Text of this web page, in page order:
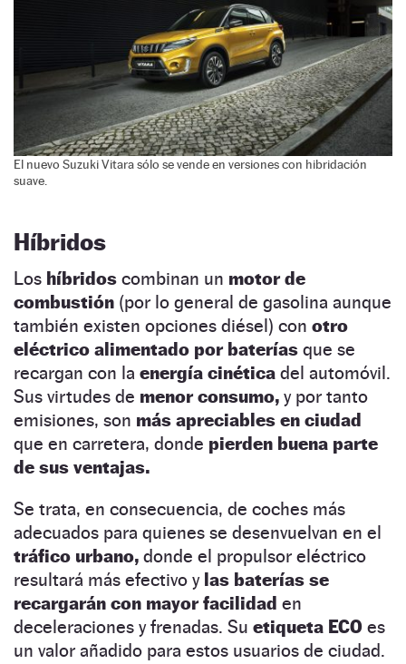
El nuevo Suzuki Vitara sólo se vende en versiones con hibridación
suave.
Híbridos
Los híbridos combinan un motor de
combustión (por lo general de gasolina aunque
también existen opciones diésel) con otro
eléctrico alimentado por baterías que se
recargan con la energía cinética del automóvil.
Sus virtudes de menor consumo, y por tanto
emisiones, son más apreciables en ciudad
que en carretera, donde pierden buena parte
de sus ventajas.
Se trata, en consecuencia, de coches más
adecuados para quienes se desenvuelvan en el
tráfico urbano, donde el propulsor eléctrico
resultará más efectivo y las baterías se
recargarán con mayor facilidad en
deceleraciones y frenadas. Su etiqueta ECO es
un valor añadido para estos usuarios de ciudad.